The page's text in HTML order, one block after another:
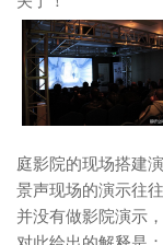
庭影院的现场搭建
景声现场的演示往
并没有做影院演示